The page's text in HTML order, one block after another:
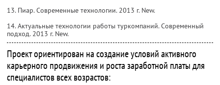
13. Пиар. Современные технологии. 2013 г. New.
14. Актуальные технологии работы туркомпаний. Современный
подход. 2013 г. New.
Проект ориентирован на создание условий активного
карьерного продвижения и роста заработной платы для
специалистов всех возрастов: